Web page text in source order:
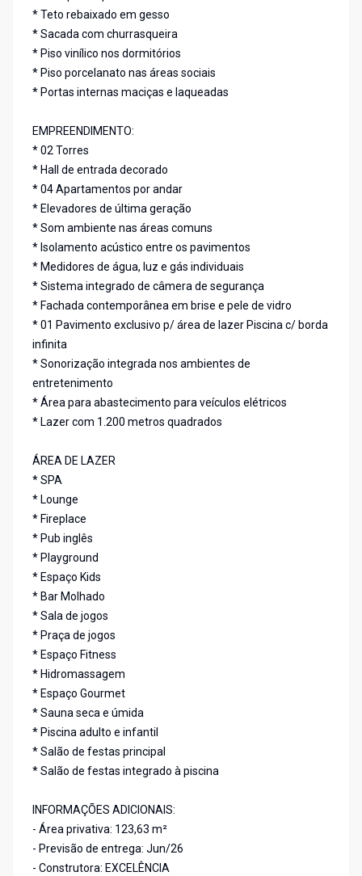
* Teto rebaixado em gesso
* Sacada com churrasqueira
* Piso vinílico nos dormitórios
* Piso porcelanato nas áreas sociais
* Portas internas maciças e laqueadas
EMPREENDIMENTO:
* 02 Torres
* Hall de entrada decorado
* 04 Apartamentos por andar
* Elevadores de última geração
* Som ambiente nas áreas comuns
* Isolamento acústico entre os pavimentos
* Medidores de água, luz e gás individuais
* Sistema integrado de câmera de segurança
* Fachada contemporânea em brise e pele de vidro
* 01 Pavimento exclusivo p/ área de lazer Piscina c/ borda
infinita
* Sonorização integrada nos ambientes de
entretenimento
* Área para abastecimento para veículos elétricos
* Lazer com 1.200 metros quadrados
ÁREA DE LAZER
* SPA
* Lounge
* Fireplace
* Pub inglês
* Playground
* Espaço Kids
* Bar Molhado
* Sala de jogos
* Praça de jogos
* Espaço Fitness
* Hidromassagem
* Espaço Gourmet
* Sauna seca e úmida
* Piscina adulto e infantil
* Salão de festas principal
* Salão de festas integrado à piscina
INFORMAÇÕES ADICIONAIS:
- Área privativa: 123,63 m²
- Previsão de entrega: Jun/26
- Construtora: EXCELÊNCIA